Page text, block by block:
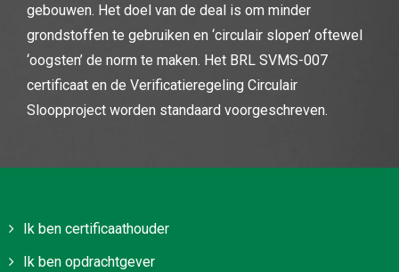
gebouwen. Het doel van de deal is om minder
grondstoffen te gebruiken en ‘circulair slopen’ oftewel
‘oogsten’ de norm te maken. Het BRL SVMS-007
certificaat en de Verificatieregeling Circulair
Sloopproject worden standaard voorgeschreven.
Ik ben certificaathouder
Ik ben opdrachtgever